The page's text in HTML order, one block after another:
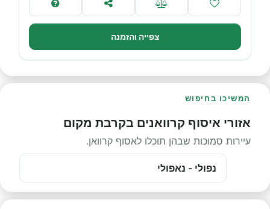
צפייה והזמנה
המשיכו בחיפוש
אזורי איסוף קרוואנים בקרבת מקום
עיירות סמוכות שבהן תוכלו לאסוף קרוואן.
נפולי - נאפולי